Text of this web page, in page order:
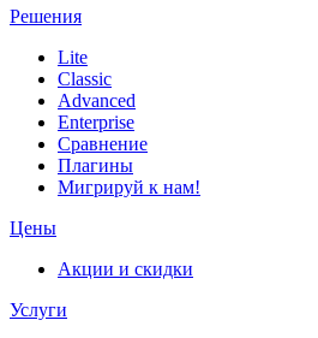
Решения
Lite
Classic
Advanced
Enterprise
Сравнение
Плагины
Мигрируй к нам!
Цены
Акции и скидки
Услуги